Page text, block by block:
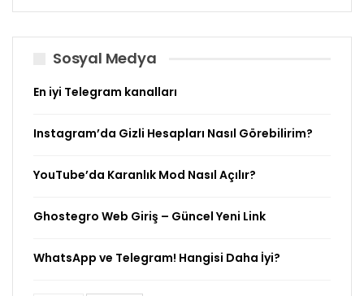
Sosyal Medya
En iyi Telegram kanalları
Instagram’da Gizli Hesapları Nasıl Görebilirim?
YouTube’da Karanlık Mod Nasıl Açılır?
Ghostegro Web Giriş – Güncel Yeni Link
WhatsApp ve Telegram! Hangisi Daha İyi?